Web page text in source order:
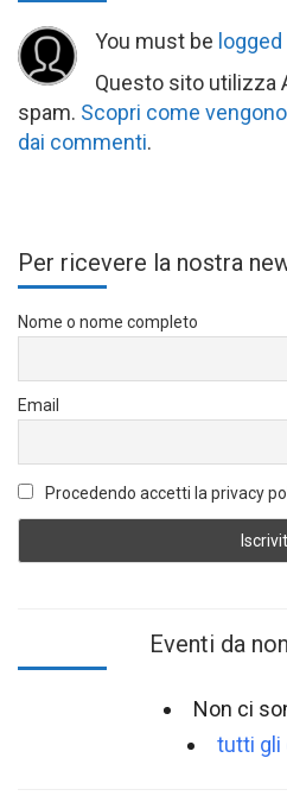
You must be logged
Questo sito utilizza
spam. Scopri come
dai commenti.
Per ricevere la nostra
Nome o nome completo
Email
Procedendo accetti la privacy
Eventi da
Non ci
tutti gli